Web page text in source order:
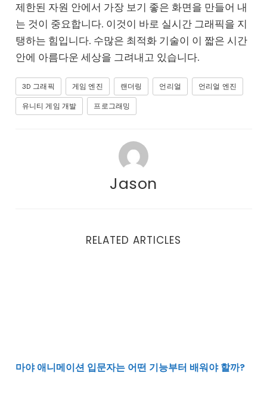
제한된 자원 안에서 가장 보기 좋은 화면을 만들어 내
는 것이 중요합니다. 이것이 바로 실시간 그래픽을 지
탱하는 힘입니다. 수많은 최적화 기술이 이 짧은 시간
안에 아름다운 세상을 그려내고 있습니다.
3D 그래픽 게임 엔진 랜더링 언리얼 언리얼 엔진
유니티 게임 개발 프로그래밍
Jason
RELATED ARTICLES
마야 애니메이션 입문자는 어떤 기능부터 배워야 할까?